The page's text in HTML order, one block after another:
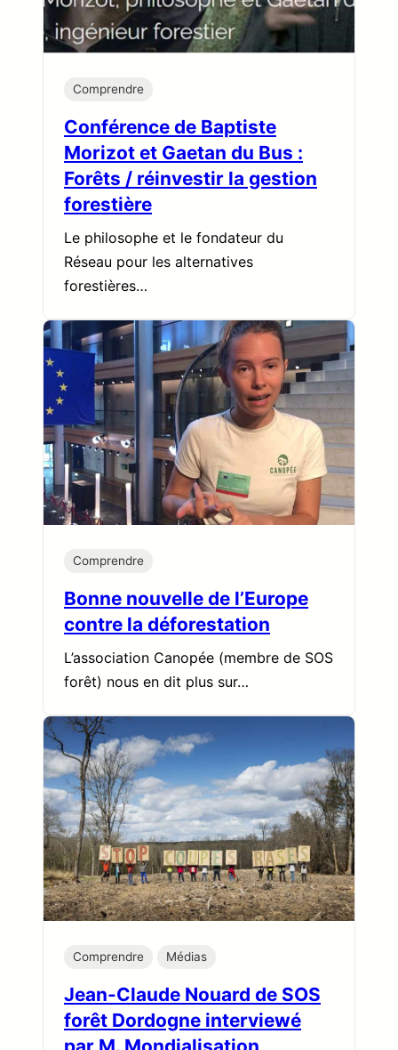
Comprendre
Conférence de Baptiste
Morizot et Gaetan du Bus :
Forêts / réinvestir la gestion
forestière
Le philosophe et le fondateur du
Réseau pour les alternatives
forestières…
Comprendre
Bonne nouvelle de l’Europe
contre la déforestation
L’association Canopée (membre de SOS
forêt) nous en dit plus sur…
Comprendre Médias
Jean-Claude Nouard de SOS
forêt Dordogne interviewé